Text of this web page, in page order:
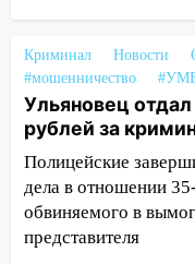
жительницу
19:14
Житель
подвез троих
заработал
18:14 Прогноз
Ульяновской
18:00
Криминал Новости
#мошенничество
Ульяновец
рублей за
Полицейские
дела в отношении
обвиняемого в
представителя